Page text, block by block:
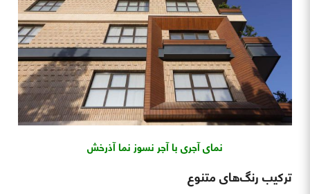
نمای آجری با آجر نسوز نما آذرخش
ترکیب رنگ‌های متنوع